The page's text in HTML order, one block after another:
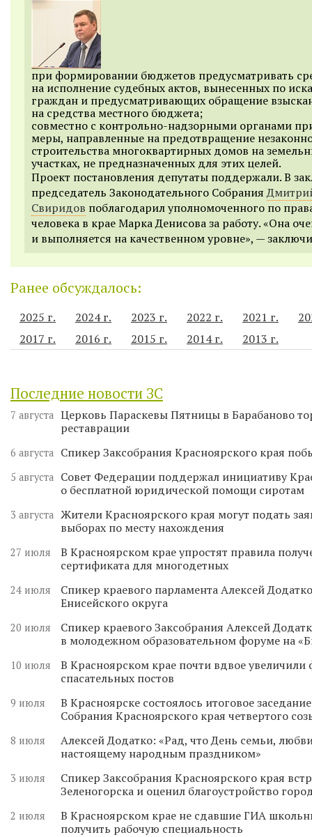
при формировании бюджетов предусматривать
на исполнение судебных актов, вынесенных по
граждан и предусматривающих обращение
на средства местного бюджета;
совместно с контрольно-надзорными органами
меры, направленные на предотвращение
строительства многоквартирных домов на
участках, не предназначенных для этих целей.
Проект постановления депутаты поддержали. В
председатель Законодательного Собрания
Свиридов поблагодарил уполномоченного по
человека в крае Марка Денисова за работу. «Она
и выполняется на качественном уровне», —
Ранее обсуждалось:
2025 г. 2024 г. 2023 г. 2022 г. 2021 г.
2017 г.
2016 г. 2015 г. 2014 г. 2013 г.
Последние новости ЗС
7 августа Церковь Параскевы Пятницы в Барабаново
реставрации
6 августа Спикер Заксобрания Красноярского края
5 августа
Совет Федерации поддержал инициативу
о бесплатной юридической помощи сиротам
3 августа Жители Красноярского края могут подать
выборах по месту нахождения
27 июля
В Красноярском крае упростят правила
сертификата для многодетных
24 июля
Спикер краевого парламента Алексей
Енисейского округа
20 июля
Спикер краевого Заксобрания Алексей
в молодежном образовательном форуме на
10 июля
В Красноярском крае почти вдвое
спасательных постов
9 июля
В Красноярске состоялось итоговое
Собрания Красноярского края четвертого
8 июля
Алексей Додатко: «Рад, что День семьи,
настоящему народным праздником»
3 июля
Спикер Заксобрания Красноярского края
Зеленогорска и оценил благоустройство
2 июля
В Красноярском крае не сдавшие ГИА
получить рабочую специальность